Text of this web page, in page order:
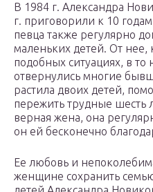
В 1984 г. Александра
г. приговорили к 10
певца также регулярно
маленьких детей. От нее,
подобных ситуациях, в то
отвернулись многие
растила двоих детей,
пережить трудные шесть
верная жена, она
он ей бесконечно
Ее любовь и
женщине сохранить